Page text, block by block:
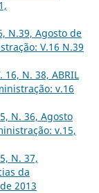
N.39, Agosto de
V.16 N.39
16, N. 38, ABRIL
v.16
N. 36, Agosto
v.15,
N. 37,
da
2013